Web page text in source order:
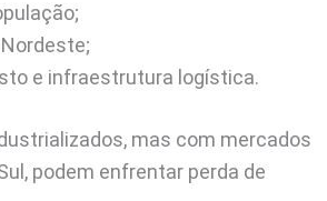
e infraestrutura logística.
mas com mercados
podem enfrentar perda de